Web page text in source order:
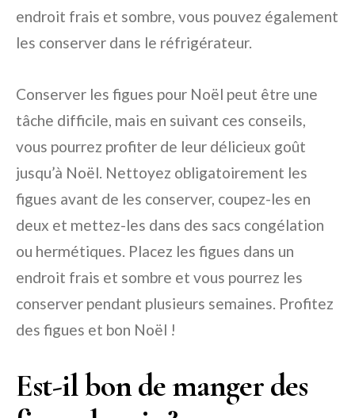
endroit frais et sombre, vous pouvez également
les conserver dans le réfrigérateur.
Conserver les figues pour Noël peut être une
tâche difficile, mais en suivant ces conseils,
vous pourrez profiter de leur délicieux goût
jusqu’à Noël. Nettoyez obligatoirement les
figues avant de les conserver, coupez-les en
deux et mettez-les dans des sacs congélation
ou hermétiques. Placez les figues dans un
endroit frais et sombre et vous pourrez les
conserver pendant plusieurs semaines. Profitez
des figues et bon Noël !
Est-il bon de manger des